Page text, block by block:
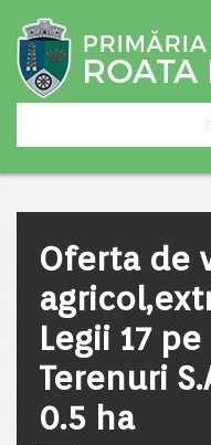
Oferta de
Legii 17 pe
Terenuri
0.5 ha